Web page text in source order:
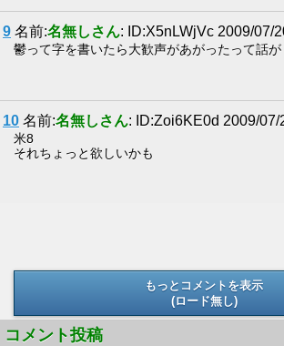
9 名前:名無しさん: ID:X5nLWjVc 2009/07/
鬱って字を書いたら大歓声があがったって話が
10 名前:名無しさん: ID:Zoi6KE0d 2009/07/
米8
それちょっと欲しいかも
もっとコメントを表示
(ロード無し)
コメント投稿